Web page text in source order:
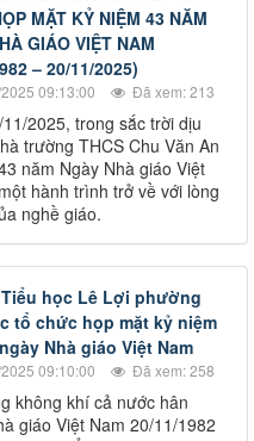
MẶT KỶ NIỆM 43 NĂM
GIÁO VIỆT NAM
– 20/11/2025)
09:13:00 Đã xem: 213
2025, trong sắc trời dịu
trường THCS Chu Văn An
năm Ngày Nhà giáo Việt
hành trình trở về với lòng
nghề giáo.
học Lê Lợi phường
tổ chức họp mặt kỷ niệm
Nhà giáo Việt Nam
09:10:00 Đã xem: 258
không khí cả nước hân
giáo Việt Nam 20/11/1982